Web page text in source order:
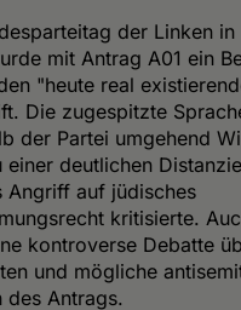
der Linken in
mit Antrag A01 ein
"heute real
Die zugespitzte
der Partei umgehend
einer deutlichen
Angriff auf jüdisches
kritisierte.
kontroverse Debatte
und mögliche
des Antrags.